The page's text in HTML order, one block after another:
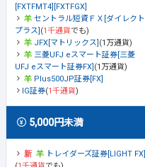
[FXTFMT4][FXTFGX]
セントラル短資ＦＸ[ダイレクト
プラス] (1千通貨でも)
JFX[マトリックス] (1万通貨)
三菱UFJ eスマート証券[三菱
UFJ eスマート証券FX] (1万通貨)
Plus500JP証券[FX]
IG証券(1千通貨)
5,000円未満
トレイダーズ証券[LIGHT FX]